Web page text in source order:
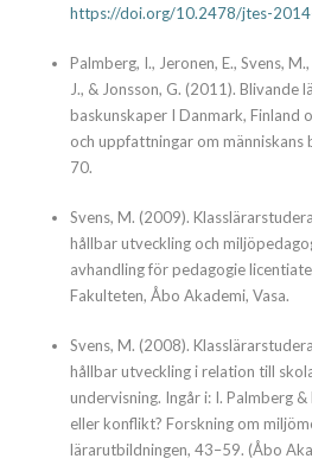
https://doi.org/10.2478/jtes-
Palmberg, I., Jeronen, E., Svens,
J., & Jonsson, G. (2011). Blivande
baskunskaper I Danmark, Finland
och uppfattningar om människans
70.
Svens, M. (2009).
hållbar utveckling och
avhandling för pedagogie
Fakulteten, Åbo Akademi, Vasa.
Svens, M. (2008).
hållbar utveckling i relation till
undervisning. Ingår i: I. Palmberg
eller konflikt? Forskning om
lärarutbildningen, 43–59. (Åbo